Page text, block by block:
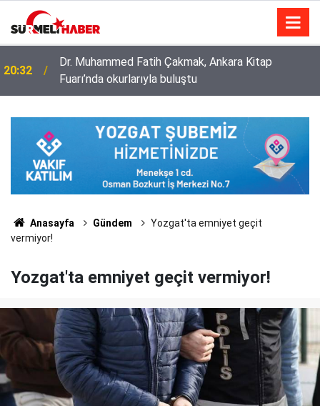
14:52
Diyanet İşleri Başkanlığı ile Türkiye Diyanet Vakfı
milyonları sevindirdi
Anasayfa Gündem
Yozgat'ta emniyet geçit
vermiyor!
Yozgat'ta emniyet geçit vermiyor!